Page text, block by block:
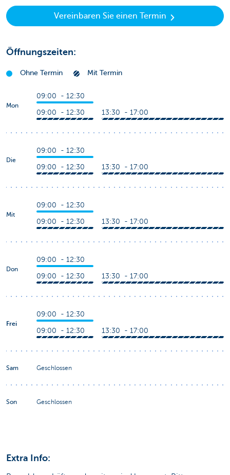
Vereinbaren Sie einen Termin
Öffnungszeiten:
Ohne Termin Mit Termin
Mon
09:00 - 12:30
09:00 - 12:30 13:30 - 17:00
Die
09:00 - 12:30
09:00 - 12:30 13:30 - 17:00
Mit
09:00 - 12:30
09:00 - 12:30 13:30 - 17:00
Don
09:00 - 12:30
09:00 - 12:30 13:30 - 17:00
Frei
09:00 - 12:30
09:00 - 12:30 13:30 - 17:00
Sam Geschlossen
Son Geschlossen
Extra Info: